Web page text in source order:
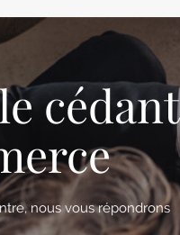
cédant
nous vous répondrons